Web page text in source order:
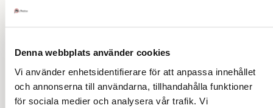
Denna webbplats använder cookies
Vi använder enhetsidentifierare för att anpassa innehållet
och annonserna till användarna, tillhandahålla funktioner
för sociala medier och analysera vår trafik. Vi
Etikett på en toalett
Digitalt möte
Sociala media vett och etikett
Filma andra personer
Vem ringer vem
Videos om mobiler +
Videos om restaurang +
Videos om resor +
Videos om bemötande
Patientens bemötande
Bemötande på arbetsplatsen
Bemötande som lyfter
Kundfokus med bemötande
Bemötande – tant Elin och hemligheten
Videos om artighet